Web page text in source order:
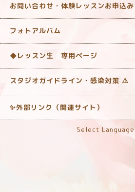
お問い合わせ・体験レッスンお申込み
フォトアルバム
◆レッスン生 専用ページ
スタジオガイドライン・感染対策 ‎⚠️
✨外部リンク（関連サイト）
Select Language